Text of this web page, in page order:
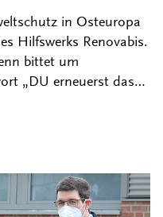
in Osteuropa
Hilfswerks Renovabis.
bittet um
„DU erneuerst das…